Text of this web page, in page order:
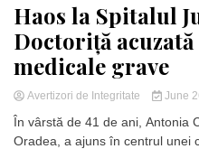
Haos la Spitalul
Doctoriță
medicale grave
Avertizori de Integritate June
În vârstă de 41 de ani, Antonia
Oradea, a ajuns în centrul unei